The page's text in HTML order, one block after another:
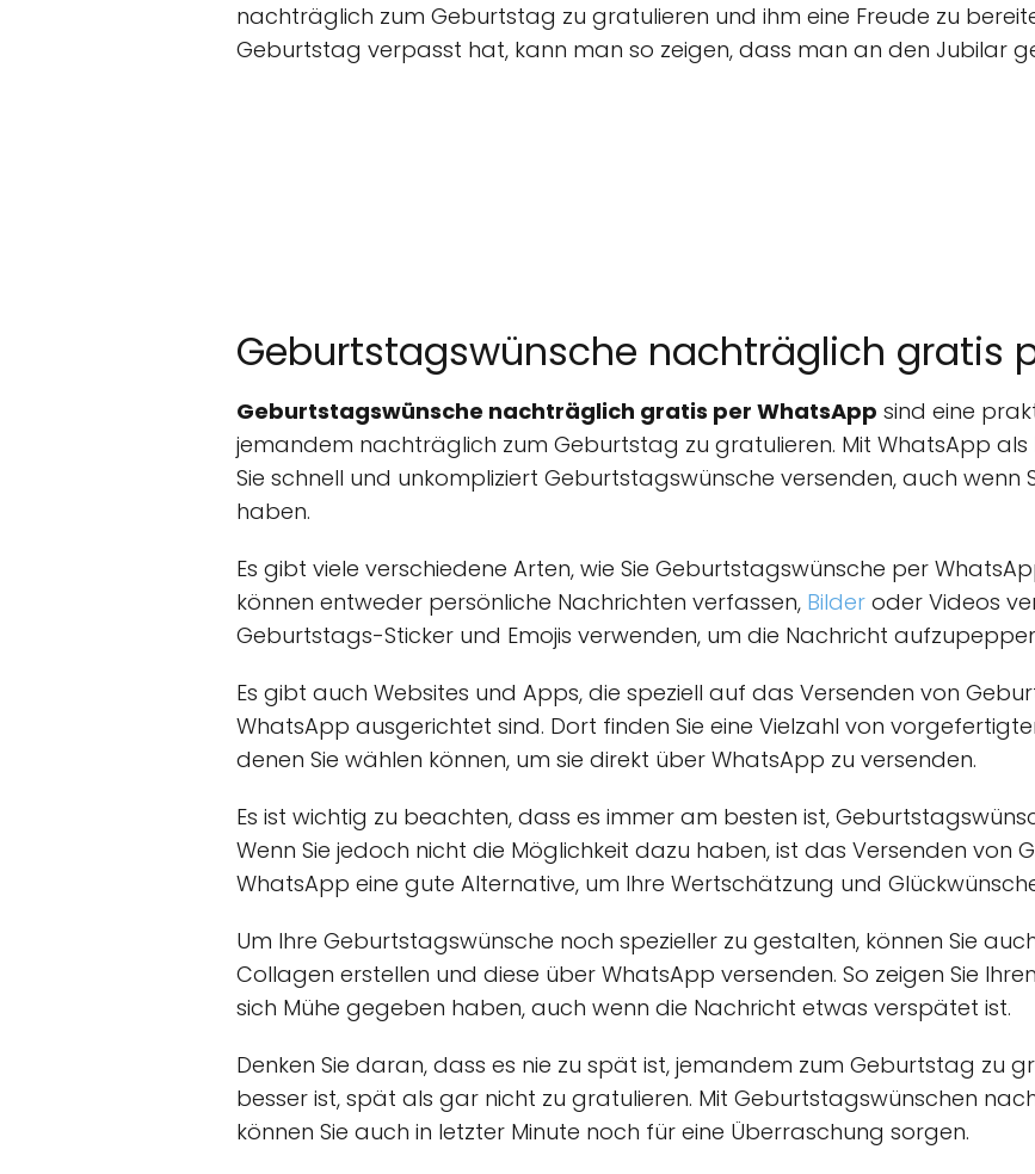
nachträglich zum Geburtstag zu gratulieren und ihm eine Freude zu
Geburtstag verpasst hat, kann man so zeigen, dass man an den Jubilar
Geburtstagswünsche nachträglich gratis
Geburtstagswünsche nachträglich gratis per WhatsApp sind eine
jemandem nachträglich zum Geburtstag zu gratulieren. Mit WhatsApp
Sie schnell und unkompliziert Geburtstagswünsche versenden, auch wenn
haben.
Es gibt viele verschiedene Arten, wie Sie Geburtstagswünsche per
können entweder persönliche Nachrichten verfassen, Bilder oder Videos
Geburtstags-Sticker und Emojis verwenden, um die Nachricht
Es gibt auch Websites und Apps, die speziell auf das Versenden von
WhatsApp ausgerichtet sind. Dort finden Sie eine Vielzahl von
denen Sie wählen können, um sie direkt über WhatsApp zu versenden.
Es ist wichtig zu beachten, dass es immer am besten ist,
Wenn Sie jedoch nicht die Möglichkeit dazu haben, ist das Versenden von
WhatsApp eine gute Alternative, um Ihre Wertschätzung und
Um Ihre Geburtstagswünsche noch spezieller zu gestalten, können Sie
Collagen erstellen und diese über WhatsApp versenden. So zeigen Sie
sich Mühe gegeben haben, auch wenn die Nachricht etwas verspätet ist.
Denken Sie daran, dass es nie zu spät ist, jemandem zum Geburtstag zu
besser ist, spät als gar nicht zu gratulieren. Mit Geburtstagswünschen
können Sie auch in letzter Minute noch für eine Überraschung sorgen.